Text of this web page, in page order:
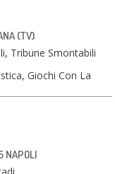
(TV)
Tribune Smontabili
Giochi Con La
NAPOLI